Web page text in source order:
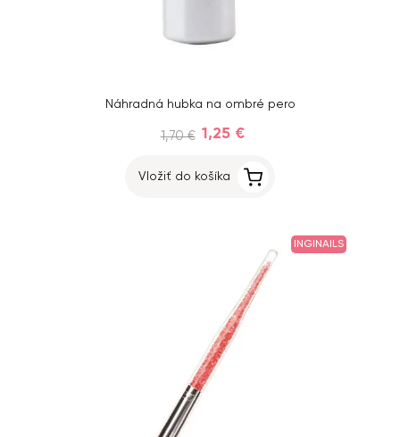
Náhradná hubka na ombré pero
1,70 € 1,25 €
Vložiť do košíka
INGINAILS